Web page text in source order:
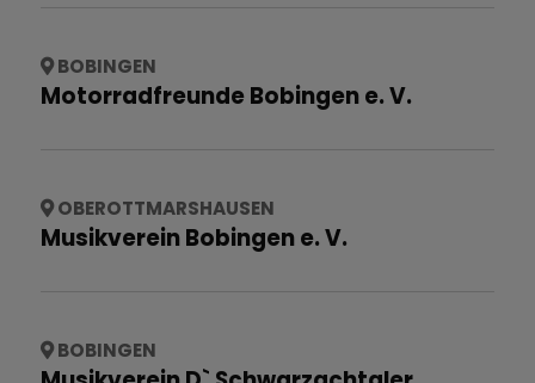
BOBINGEN
Motorradfreunde Bobingen e. V.
OBEROTTMARSHAUSEN
Musikverein Bobingen e. V.
BOBINGEN